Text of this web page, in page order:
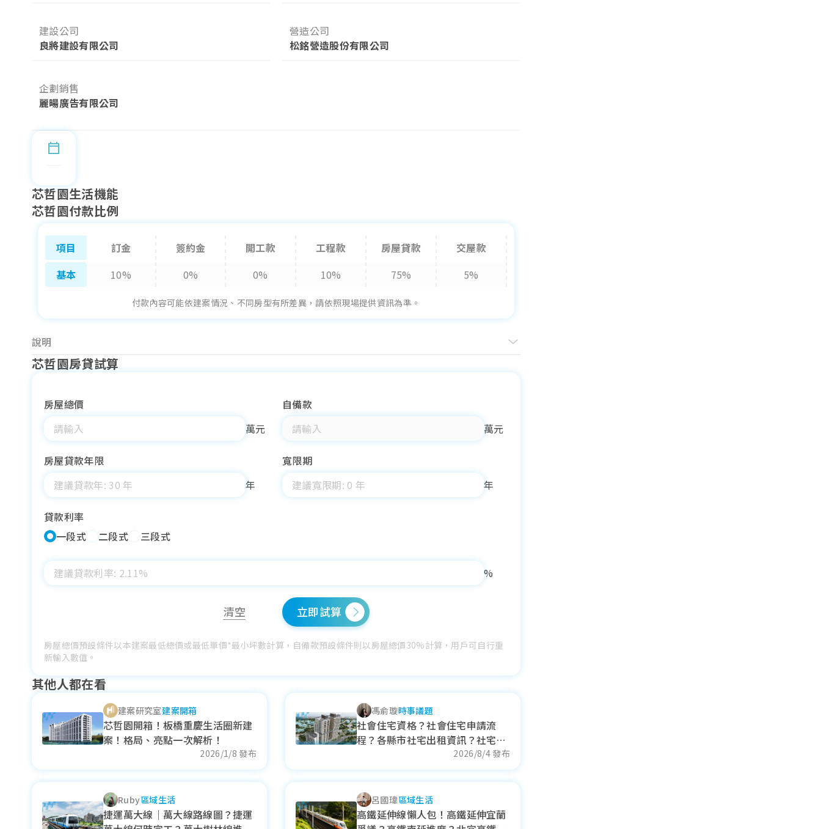
建設公司
良將建設有限公司
營造公司
松銘營造股份有限公司
企劃銷售
麗暘廣告有限公司
芯哲園生活機能
芯哲園付款比例
項目 訂金 簽約金 開工款 工程款 房屋貸款
交屋款
基本
10% 0% 0% 10% 75% 5%
付款內容可能依建案情況、不同房型有所差異，請依照現場提供資訊為準。
說明
基本訂金
依照工程進度分階段繳納，負擔相對平穩
基本房屋貸款
房屋完工並取得使用執照後辦理，為主要資金來源
於正式交屋時付清
芯哲園房貸試算
房屋總價
萬元
自備款
萬元
房屋貸款年限
年
寬限期
年
貸款利率
一段式
二段式 三段式
%
立即試算
清空
房屋總價預設條件以本建案最低總價或最低單價*最小坪數計算，自備款預設條件則以房屋總價30%計算，用戶可自行重
新輸入數值。
其他人都在看
建案研究室建案開箱
芯哲園開箱！板橋重慶生活圈新建
案！格局、亮點一次解析！
2026/1/8 發布
馮俞璇時事議題
社會住宅資格？社會住宅申請流
程？各縣市社宅出租資訊？社宅最
2026/8/4 發布
Ruby區域生活
捷運萬大線｜萬大線路線圖？捷運
呂國瑋區域生活
高鐵延伸線懶人包！高鐵延伸宜蘭